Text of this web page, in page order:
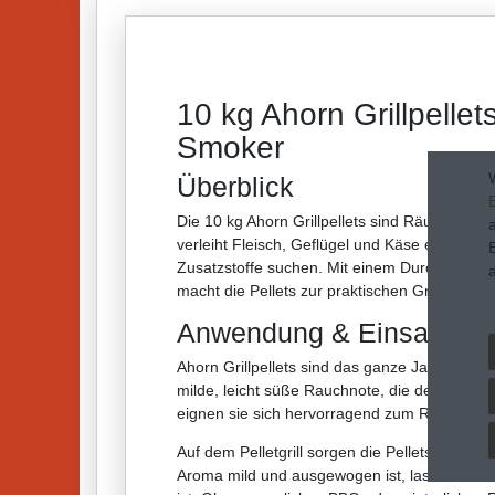
10 kg Ahorn
Smoker
Überblick
Die 10 kg Ahorn Grillpellets sind
verleiht Fleisch, Geflügel und Käse ein
Zusatzstoffe suchen. Mit einem
macht die Pellets zur praktischen
Anwendung &
Ahorn Grillpellets sind das ganze Jahr über
milde, leicht süße Rauchnote, die dem
eignen sie sich hervorragend zum
Auf dem Pelletgrill sorgen die Pellets für ein
Aroma mild und ausgewogen ist, lassen